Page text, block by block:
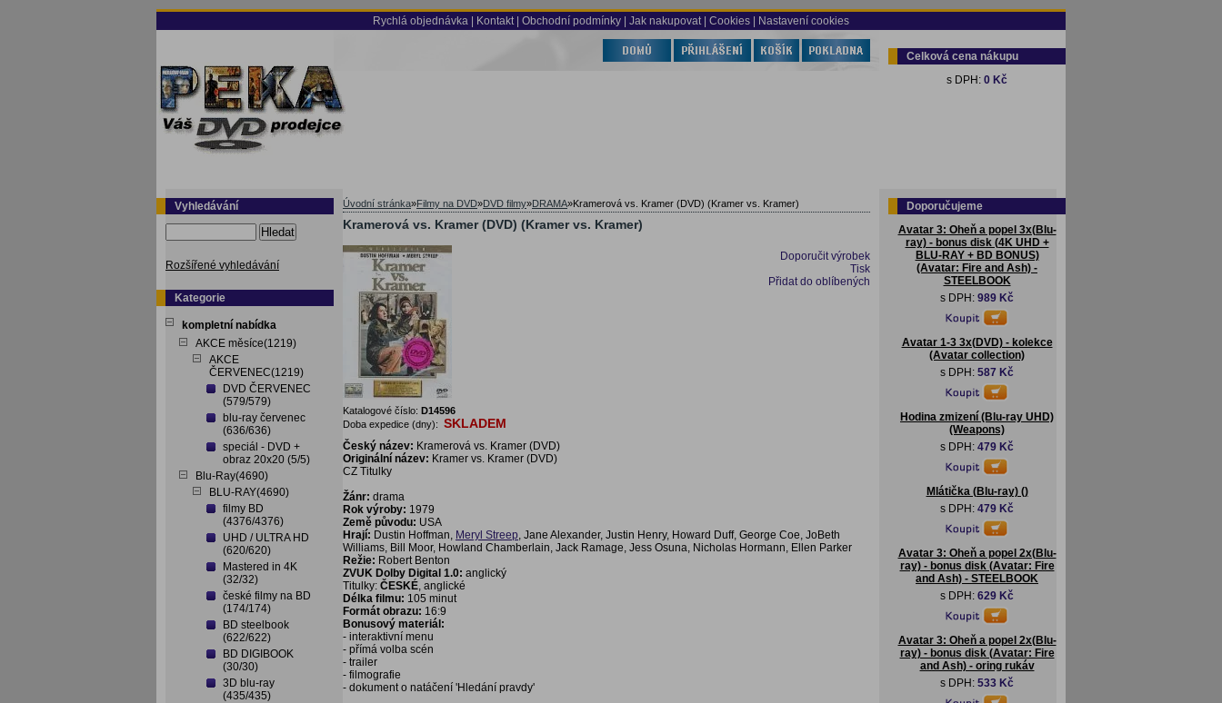
Rychlá objednávka Kontakt Obchodní podmínky Jak nakupovat | Cookies | Nastavení cookies
Celková cena nákupu
s DPH: 0 Kč
Vyhledávání
Hledat
Rozšířené vyhledávání
Kategorie
kompletní nabídka
AKCE měsíce(1219)
AKCE
ČERVENEC(1219)
DVD ČERVENEC
(579/579)
blu-ray červenec
(636/636)
speciál - DVD +
obraz 20x20 (5/5)
Blu-Ray(4690)
BLU-RAY(4690)
filmy BD
(4376/4376)
UHD / ULTRA HD
(620/620)
Mastered in 4K
(32/32)
české filmy na BD
(174/174)
BD steelbook
(622/622)
BD DIGIBOOK
(30/30)
3D blu-ray
(435/435)
Úvodní stránka»Filmy na DVD»DVD filmy»DRAMA»Kramerová vs. Kramer (DVD) (Kramer vs. Kramer)
Kramerová vs. Kramer (DVD) (Kramer vs. Kramer)
Doporučit výrobek
Tisk
Přidat do oblíbených
Katalogové číslo: D14596
Doba expedice (dny): SKLADEM
Český název: Kramerová vs. Kramer (DVD)
Originální název: Kramer vs. Kramer (DVD)
CZ Titulky
Žánr: drama
Rok výroby: 1979
Země původu: USA
Hrají: Dustin Hoffman, Meryl Streep, Jane Alexander, Justin Henry, Howard Duff, George Coe, JoBeth
Williams, Bill Moor, Howland Chamberlain, Jack Ramage, Jess Osuna, Nicholas Hormann, Ellen Parker
Režie: Robert Benton
ZVUK Dolby Digital 1.0: anglický
Titulky: ČESKÉ, anglické
Délka filmu: 105 minut
Formát obrazu: 16:9
Bonusový materiál:
- interaktivní menu
- přímá volba scén
- trailer
- filmografie
- dokument o natáčení 'Hledání pravdy'
Doporučujeme
Avatar 3: Oheň a popel 3x(Blu-
ray) - bonus disk (4K UHD +
BLU-RAY + BD BONUS)
(Avatar: Fire and Ash) -
STEELBOOK
s DPH: 989 Kč
Avatar 1-3 3x(DVD) - kolekce
(Avatar collection)
s DPH: 587 Kč
Hodina zmizení (Blu-ray UHD)
(Weapons)
s DPH: 479 Kč
Mlátička (Blu-ray) ()
s DPH: 479 Kč
Avatar 3: Oheň a popel 2x(Blu-
ray) - bonus disk (Avatar: Fire
and Ash) - STEELBOOK
s DPH: 629 Kč
Avatar 3: Oheň a popel 2x(Blu-
ray) - bonus disk (Avatar: Fire
and Ash) - oring rukáv
s DPH: 533 Kč